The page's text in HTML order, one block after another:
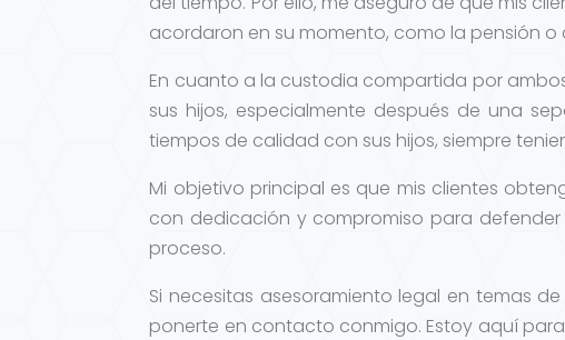
acordaron en su momento, como la pensión o
En cuanto a la custodia compartida por
sus hijos, especialmente después de una
tiempos de calidad con sus hijos, siempre
Mi objetivo principal es que mis clientes
con dedicación y compromiso para
proceso.
Si necesitas asesoramiento legal en temas
ponerte en contacto conmigo. Estoy aquí